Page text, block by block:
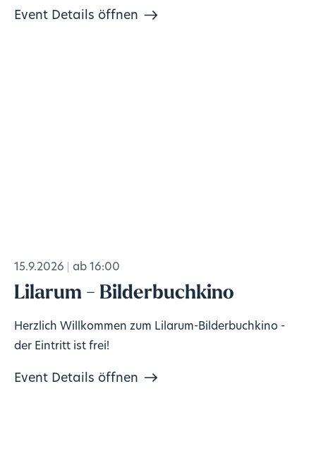
Event Details öffnen
15.9.2026 ab 16:00
Lilarum - Bilderbuchkino
Herzlich Willkommen zum Lilarum-Bilderbuchkino -
der Eintritt ist frei!
Event Details öffnen